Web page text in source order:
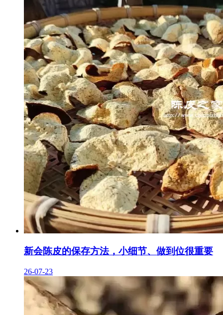
新会陈皮的保存方法，小细节、做到位很重要
26-07-23